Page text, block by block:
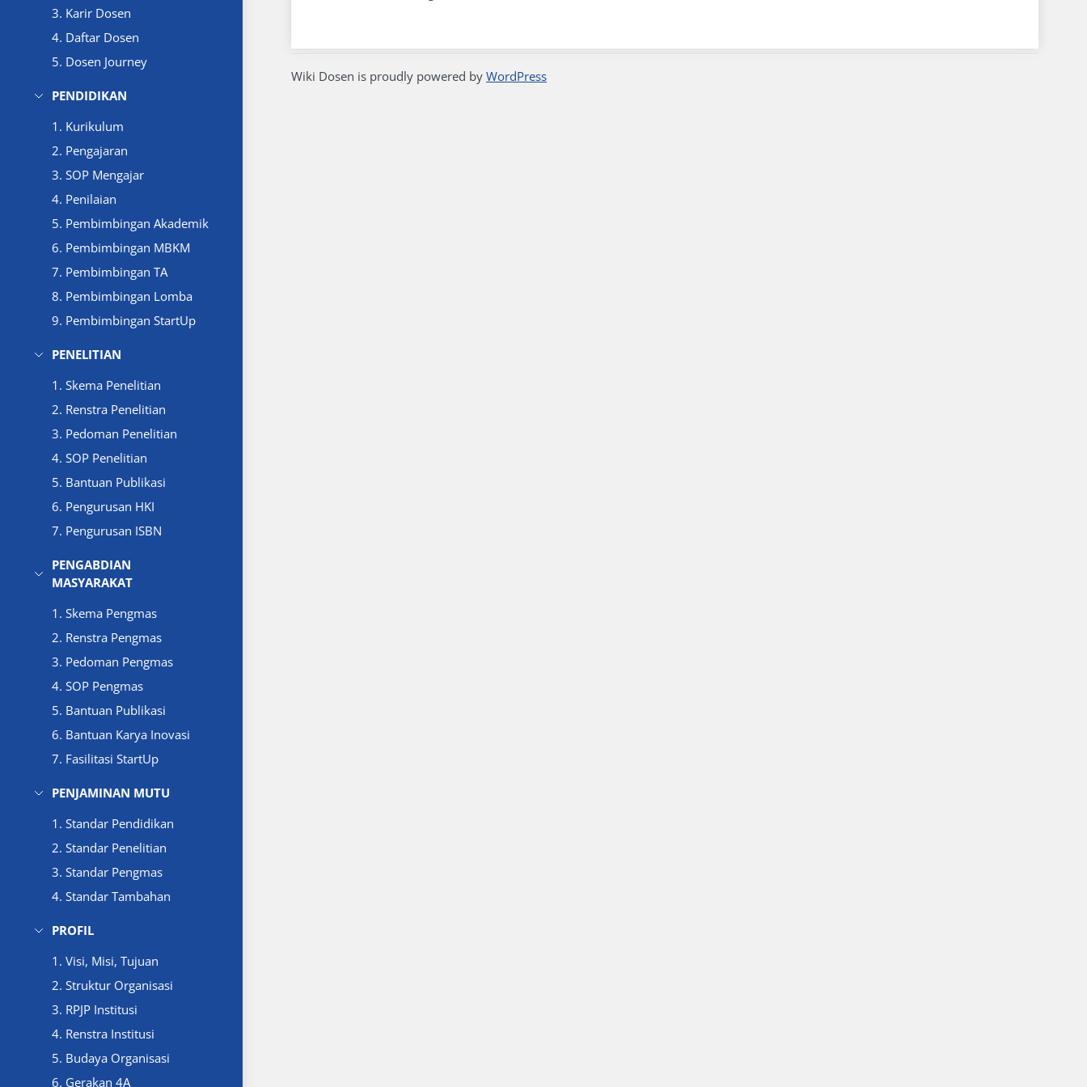
3. Karir Dosen
4. Daftar Dosen
5. Dosen Journey
PENDIDIKAN
1. Kurikulum
2. Pengajaran
3. SOP Mengajar
4. Penilaian
5. Pembimbingan Akademik
6. Pembimbingan MBKM
7. Pembimbingan TA
8. Pembimbingan Lomba
9. Pembimbingan StartUp
PENELITIAN
1. Skema Penelitian
2. Renstra Penelitian
3. Pedoman Penelitian
4. SOP Penelitian
5. Bantuan Publikasi
6. Pengurusan HKI
7. Pengurusan ISBN
PENGABDIAN
MASYARAKAT
1. Skema Pengmas
2. Renstra Pengmas
3. Pedoman Pengmas
4. SOP Pengmas
5. Bantuan Publikasi
6. Bantuan Karya Inovasi
7. Fasilitasi StartUp
PENJAMINAN MUTU
1. Standar Pendidikan
2. Standar Penelitian
3. Standar Pengmas
4. Standar Tambahan
PROFIL
1. Visi, Misi, Tujuan
2. Struktur Organisasi
3. RPJP Institusi
4. Renstra Institusi
5. Budaya Organisasi
6. Gerakan 4A
Wiki Dosen is proudly powered by WordPress